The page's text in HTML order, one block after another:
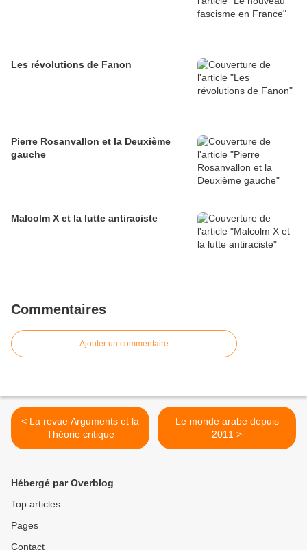
Les révolutions de Fanon
Pierre Rosanvallon et la Deuxième
gauche
Malcolm X et la lutte antiraciste
Commentaires
Ajouter un commentaire
< La revue Arguments et la
Théorie critique
Le monde arabe depuis
2011 >
Hébergé par Overblog
Top articles
Pages
Contact